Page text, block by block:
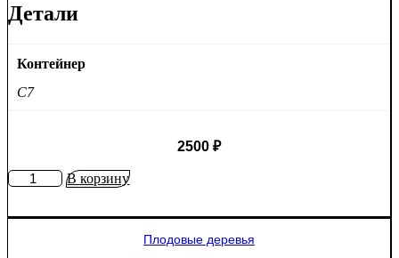
Детали
Контейнер
C7
2500 ₽
КоличествоВ корзину
Плодовые деревья